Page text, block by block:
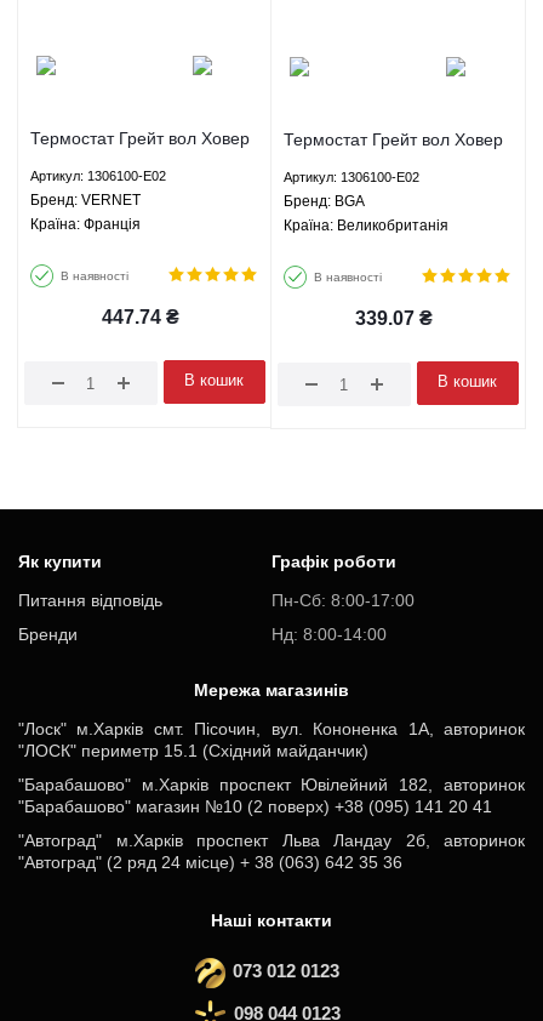
Термостат Грейт вол Ховер
Great Wall Hover H2 Safe G5
Wingle 3 2.8D МКПП -
1306100-E02 VERNET
Артикул: 1306100-E02
Брeнд: VERNET
Країна: Франція
В наявності
447.74 ₴
В кошик
Термостат Грейт вол Ховер
Great Wall Hover H2 Safe G5
Wingle 3 2.8D МКПП -
1306100-E02 BGA
Артикул: 1306100-E02
Брeнд: BGA
Країна: Великобританія
В наявності
339.07 ₴
В кошик
Як купити
Питання відповідь
Бренди
Графік роботи
Пн-Cб: 8:00-17:00
Нд: 8:00-14:00
Мережа магазинів
"Лоск" м.Харків смт. Пісочин, вул. Кононенка 1А, авторинок
"ЛОСК" периметр 15.1 (Східний майданчик)
"Барабашово" м.Харків проспект Ювілейний 182, авторинок
"Барабашово" магазин №10 (2 поверх) +38 (095) 141 20 41
"Автоград" м.Харків проспект Льва Ландау 2б, авторинок
"Автоград" (2 ряд 24 місце) + 38 (063) 642 35 36
Наші контакти
073 012 0123
098 044 0123